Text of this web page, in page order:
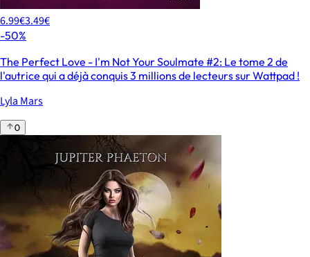
6.99€3.49€
-50%
The Perfect Love - I'm Not Your Soulmate #2: Le tome 2 de
l'autrice qui a déjà conquis 3 millions de lecteurs sur Wattpad !
Lyla Mars
0